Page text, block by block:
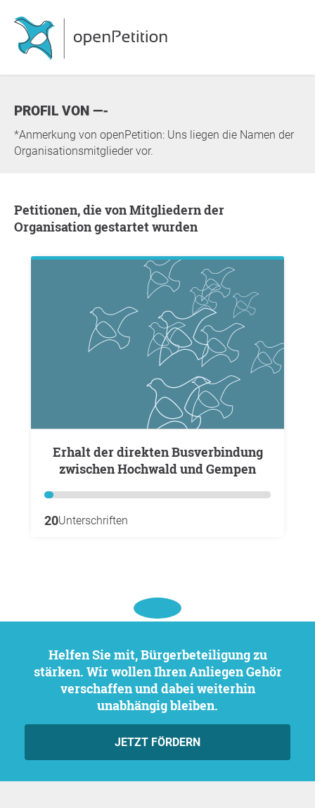
PROFIL VON —-
*Anmerkung von openPetition: Uns liegen die Namen der
Organisationsmitglieder vor.
Petitionen, die von Mitgliedern der
Organisation gestartet wurden
Erhalt der direkten Busverbindung
zwischen Hochwald und Gempen
20Unterschriften
Helfen Sie mit, Bürgerbeteiligung zu
stärken. Wir wollen Ihren Anliegen Gehör
verschaffen und dabei weiterhin
unabhängig bleiben.
JETZT FÖRDERN